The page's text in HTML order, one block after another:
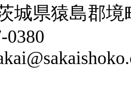
城県猿島郡境
0380